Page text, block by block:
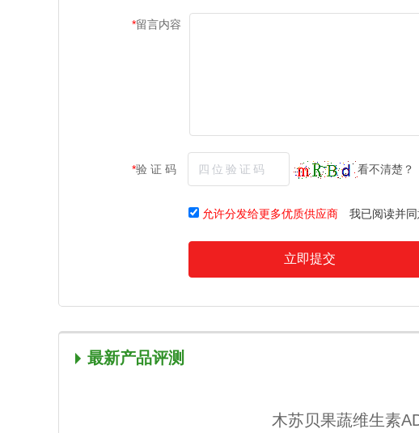
*留言内容
*验 证 码 看不清楚？
允许分发给更多优质供应商 我已阅读并
立即提交
最新产品评测
木苏贝果蔬维生素